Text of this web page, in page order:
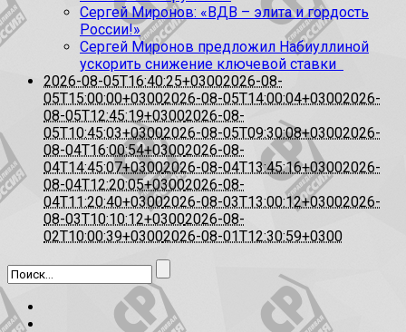
Сергей Миронов: «ВДВ – элита и гордость
России!»
Сергей Миронов предложил Набиуллиной
ускорить снижение ключевой ставки
2026-08-05T16:40:25+03002026-08-
05T15:00:00+03002026-08-05T14:00:04+03002026-
08-05T12:45:19+03002026-08-
05T10:45:03+03002026-08-05T09:30:08+03002026-
08-04T16:00:54+03002026-08-
04T14:45:07+03002026-08-04T13:45:16+03002026-
08-04T12:20:05+03002026-08-
04T11:20:40+03002026-08-03T13:00:12+03002026-
08-03T10:10:12+03002026-08-
02T10:00:39+03002026-08-01T12:30:59+0300